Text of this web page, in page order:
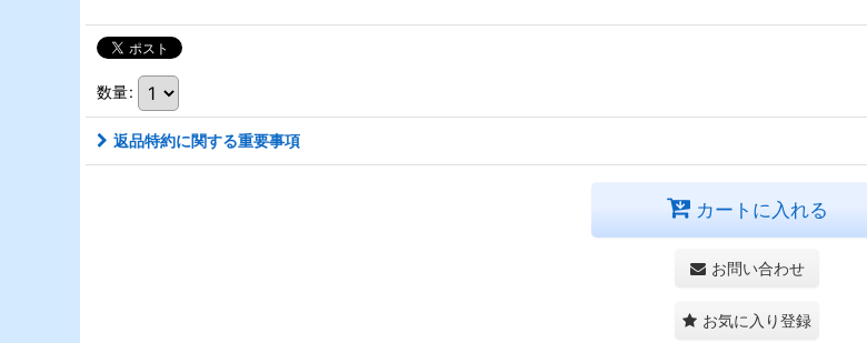
数量:
返品特約に関する重要事項
カートに入れる
お問い合わせ
お気に入り登録